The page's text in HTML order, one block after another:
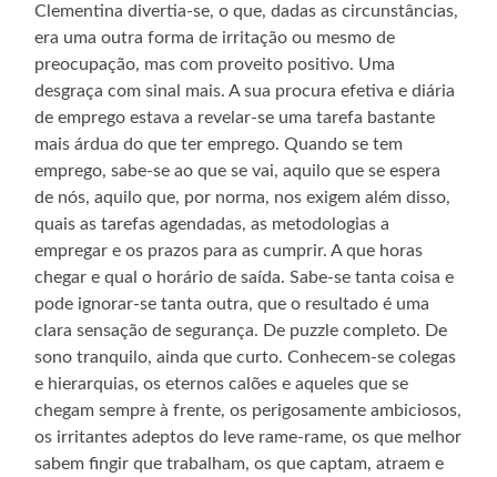
Clementina divertia-se, o que, dadas as circunstâncias,
era uma outra forma de irritação ou mesmo de
preocupação, mas com proveito positivo. Uma
desgraça com sinal mais. A sua procura efetiva e diária
de emprego estava a revelar-se uma tarefa bastante
mais árdua do que ter emprego. Quando se tem
emprego, sabe-se ao que se vai, aquilo que se espera
de nós, aquilo que, por norma, nos exigem além disso,
quais as tarefas agendadas, as metodologias a
empregar e os prazos para as cumprir. A que horas
chegar e qual o horário de saída. Sabe-se tanta coisa e
pode ignorar-se tanta outra, que o resultado é uma
clara sensação de segurança. De puzzle completo. De
sono tranquilo, ainda que curto. Conhecem-se colegas
e hierarquias, os eternos calões e aqueles que se
chegam sempre à frente, os perigosamente ambiciosos,
os irritantes adeptos do leve rame-rame, os que melhor
sabem fingir que trabalham, os que captam, atraem e